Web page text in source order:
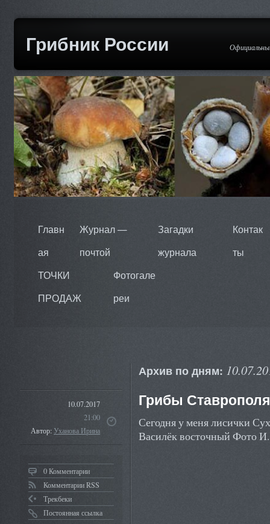
Грибник России
Главн
ая
Журнал —
почтой
Загадки
журнала
Контак
ты
ТОЧКИ
ПРОДАЖ
Фотогале
реи
Архив по дням:
10.07.2017
21:00
Автор: Уханова Ирина
0 Комментарии
Комментарии RSS
Трекбеки
Постоянная ссылка
Грибы
Сегодня у меня лисички
Василёк восточный Фото